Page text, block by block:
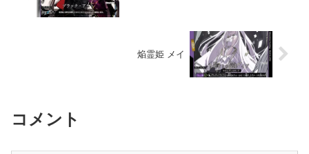
焔霊姫 メイ
コメント